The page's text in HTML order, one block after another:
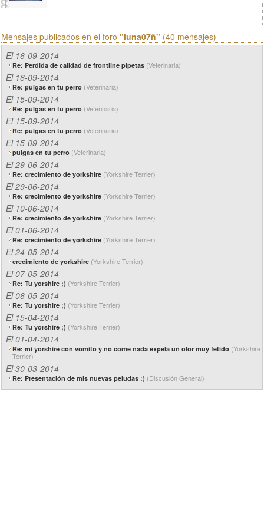
Mensajes publicados en el foro "luna07ñ" (40 mensajes)
El 16-09-2014
Re: Perdida de calidad de frontline pipetas (Veterinaria)
El 16-09-2014
Re: pulgas en tu perro (Veterinaria)
El 15-09-2014
Re: pulgas en tu perro (Veterinaria)
El 15-09-2014
Re: pulgas en tu perro (Veterinaria)
El 15-09-2014
pulgas en tu perro (Veterinaria)
El 29-06-2014
Re: crecimiento de yorkshire (Yorkshire Terrier)
El 29-06-2014
Re: crecimiento de yorkshire (Yorkshire Terrier)
El 10-06-2014
Re: crecimiento de yorkshire (Yorkshire Terrier)
El 01-06-2014
Re: crecimiento de yorkshire (Yorkshire Terrier)
El 24-05-2014
crecimiento de yorkshire (Yorkshire Terrier)
El 07-05-2014
Re: Tu yorshire ;) (Yorkshire Terrier)
El 06-05-2014
Re: Tu yorshire ;) (Yorkshire Terrier)
El 15-04-2014
Re: Tu yorshire ;) (Yorkshire Terrier)
El 01-04-2014
Re: mi yorshire con vomito y no come nada expela un olor muy fetido (Yorkshire
Terrier)
El 30-03-2014
Re: Presentación de mis nuevas peludas :) (Discusión General)